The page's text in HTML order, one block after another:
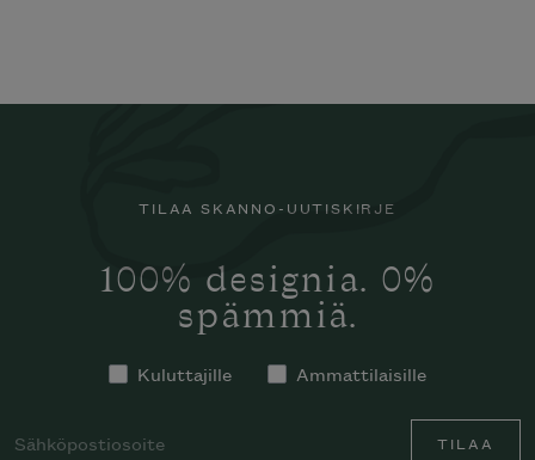
TILAA SKANNO-UUTISKIRJE
100% designia. 0%
spämmiä.
Kuluttajille Ammattilaisille
TILAA